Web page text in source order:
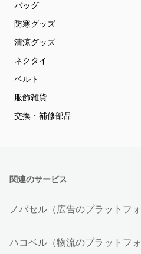
バッグ
防寒グッズ
清涼グッズ
ネクタイ
ベルト
服飾雑貨
交換・補修部品
関連のサービス
ノバセル（広告のプラットフォ
ハコベル（物流のプラットフォ